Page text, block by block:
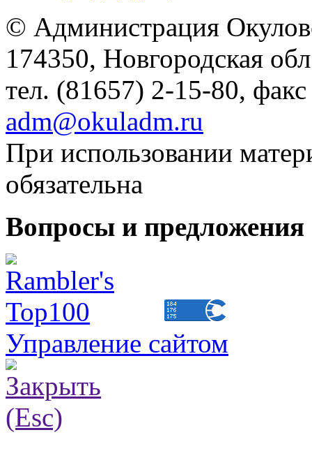
© Администрация
174350, Новгородская
тел. (81657) 2-15-80,
adm@okuladm.ru
При использовании
обязательна
Вопросы и
Управление сайтом